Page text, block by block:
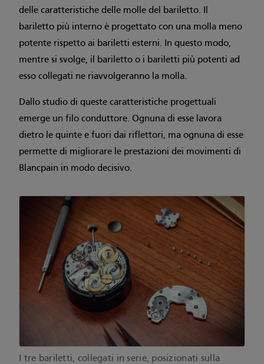
delle caratteristiche delle molle del bariletto. Il
bariletto più interno è progettato con una molla meno
potente rispetto ai bariletti esterni. In questo modo,
mentre si svolge, il bariletto o i bariletti più potenti ad
esso collegati ne riavvolgeranno la molla.
Dallo studio di queste caratteristiche progettuali
emerge un filo conduttore. Ognuna di esse lavora
dietro le quinte e fuori dai riflettori, ma ognuna di esse
permette di migliorare le prestazioni dei movimenti di
Blancpain in modo decisivo.
I tre bariletti, collegati in serie, posizionati sulla